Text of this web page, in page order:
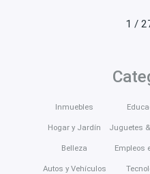
1 /
Inmuebles
Hogar y Jardín
Belleza
Autos y Vehículos
Juguetes
Empleos